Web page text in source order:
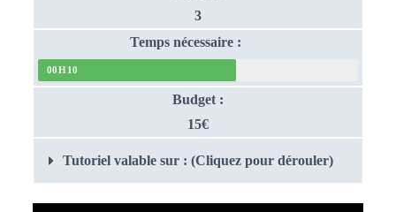
3
Temps nécessaire :
00H10
Budget :
15€
Tutoriel valable sur : (Cliquez pour dérouler)